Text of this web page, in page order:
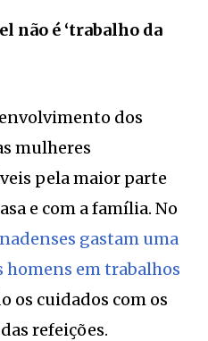
não é ‘trabalho da
dos
mulheres
pela maior parte
e com a família. No
gastam uma
homens em trabalhos
os cuidados com os
refeições.